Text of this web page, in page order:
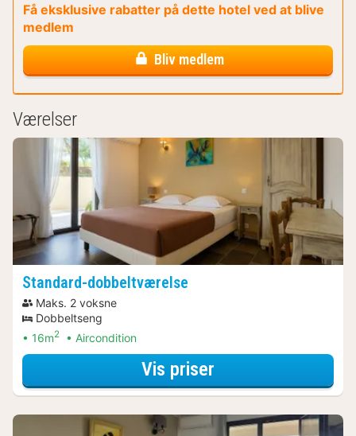
Få eksklusive rabatter på dette hotel ved at blive
medlem
Bliv medlem
Værelser
Standard-dobbeltværelse
Maks. 2 voksne
Dobbeltseng
16m2 Aircondition
Vis priser